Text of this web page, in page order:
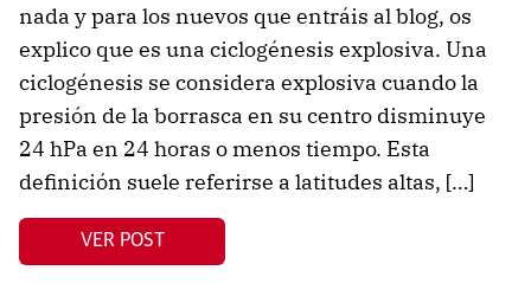
nada y para los nuevos que entráis al blog, os
explico que es una ciclogénesis explosiva. Una
ciclogénesis se considera explosiva cuando la
presión de la borrasca en su centro disminuye
24 hPa en 24 horas o menos tiempo. Esta
definición suele referirse a latitudes altas, […]
VER POST